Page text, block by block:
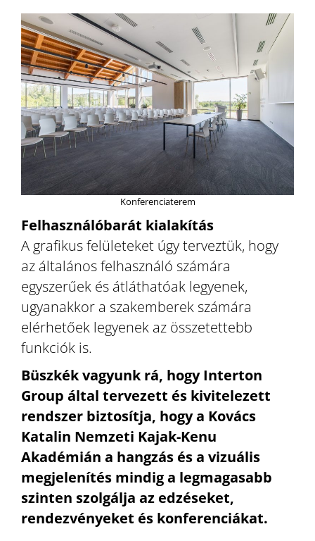
Konferenciaterem
Felhasználóbarát kialakítás
A grafikus felületeket úgy terveztük, hogy
az általános felhasználó számára
egyszerűek és átláthatóak legyenek,
ugyanakkor a szakemberek számára
elérhetőek legyenek az összetettebb
funkciók is.
Büszkék vagyunk rá, hogy Interton
Group által tervezett és kivitelezett
rendszer biztosítja, hogy a Kovács
Katalin Nemzeti Kajak-Kenu
Akadémián a hangzás és a vizuális
megjelenítés mindig a legmagasabb
szinten szolgálja az edzéseket,
rendezvényeket és konferenciákat.